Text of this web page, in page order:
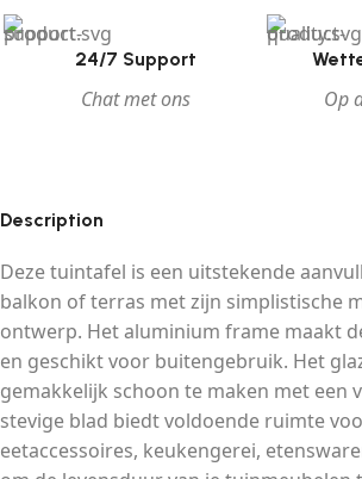
24/7 Support
Chat met ons Op
Description
Deze tuintafel is een uitstekende
balkon of terras met zijn simplistische
ontwerp. Het aluminium frame maakt
en geschikt voor buitengebruik. Het
gemakkelijk schoon te maken met een
stevige blad biedt voldoende ruimte
eetaccessoires, keukengerei,